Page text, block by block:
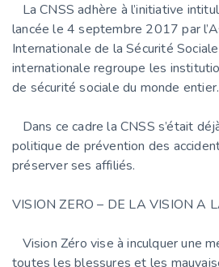
La CNSS adhère à l’initiative
lancée le 4 septembre 2017 par
Internationale de la Sécurité
internationale regroupe les
de sécurité sociale du monde entier.
Dans ce cadre la CNSS s’était
politique de prévention des
préserver ses affiliés.
VISION ZERO – DE LA VISION A
Vision Zéro vise à inculquer une
toutes les blessures et les